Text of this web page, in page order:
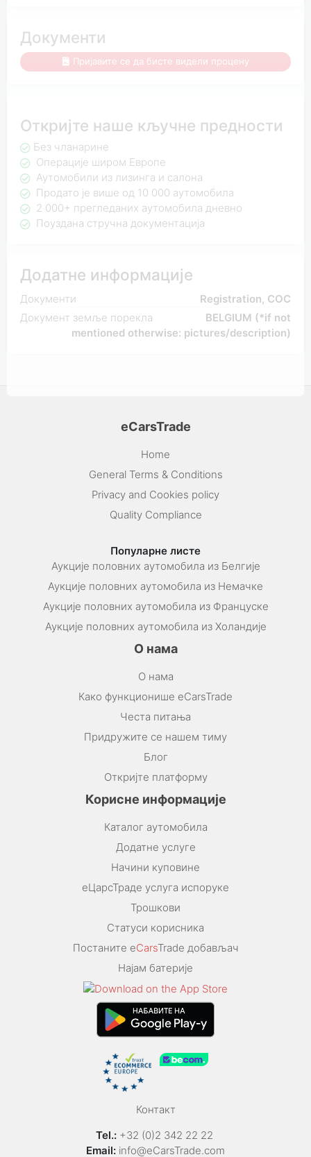
Документи
Пријавите се да бисте видели процену
Откријте наше кључне предности
Без чланарине
Операције широм Европе
Аутомобили из лизинга и салона
Продато је више од 10 000 аутомобила
2 000+ прегледаних аутомобила дневно
Поуздана стручна документација
Додатне информације
Документи
Registration, COC
Документ земље порекла
BELGIUM (*if not
mentioned otherwise: pictures/description)
eCarsTrade
Home
General Terms & Conditions
Privacy and Cookies policy
Quality Compliance
Популарне листе
Аукције половних аутомобила из Белгије
Аукције половних аутомобила из Немачке
Аукције половних аутомобила из Француске
Аукције половних аутомобила из Холандије
О нама
О нама
Како функционише eCarsTrade
Честа питања
Придружите се нашем тиму
Блог
Откријте платформу
Корисне информације
Каталог аутомобила
Додатне услуге
Начини куповине
еЦарсТраде услуга испоруке
Трошкови
Статуси корисника
Постаните eCarsTrade добављач
Најам батерије
Контакт
Tel.: +32 (0)2 342 22 22
Email: info@eCarsTrade.com